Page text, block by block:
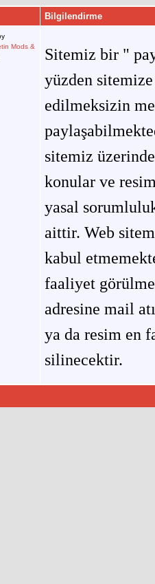
Bilgilendirme
Mods &
Sitemiz bir "
yüzden
edilmeksizin
sitemiz
konular ve
yasal
aittir. Web
kabul
faaliyet
adresine mail
ya da resim en
silinecektir.